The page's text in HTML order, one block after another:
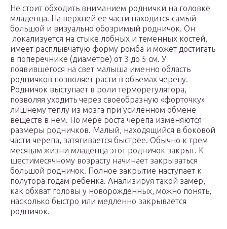
Не стоит обходить вниманием роднички на головке
младенца. На верхней ее части находится самый
большой и визуально обозримый родничок. Он
локализуется на стыке лобных и теменных костей,
имеет расплывчатую форму ромба и может достигать
в поперечнике (диаметре) от 3 до 5 см. У
появившегося на свет малыша именно область
родничков позволяет расти в объемах черепу.
Родничок выступает в роли терморегулятора,
позволяя уходить через своеобразную «форточку»
лишнему теплу из мозга при усиленном обмене
веществ в нем. По мере роста черепа изменяются
размеры родничков. Малый, находящийся в боковой
части черепа, затягивается быстрее. Обычно к трем
месяцам жизни младенца этот родничок закрыт. К
шестимесячному возрасту начинает закрываться
большой родничок. Полное закрытие наступает к
полутора годам ребенка. Анализируя такой замер,
как обхват головы у новорожденных, можно понять,
насколько быстро или медленно закрывается
родничок.